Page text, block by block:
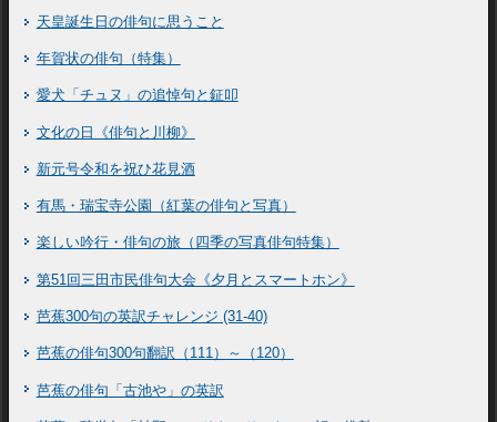
天皇誕生日の俳句に思うこと
年賀状の俳句（特集）
愛犬「チュヌ」の追悼句と鉦叩
文化の日《俳句と川柳》
新元号令和を祝ひ花見酒
有馬・瑞宝寺公園（紅葉の俳句と写真）
楽しい吟行・俳句の旅（四季の写真俳句特集）
第51回三田市民俳句大会《夕月とスマートホン》
芭蕉300句の英訳チャレンジ (31-40)
芭蕉の俳句300句翻訳（111）～（120）
芭蕉の俳句「古池や」の英訳